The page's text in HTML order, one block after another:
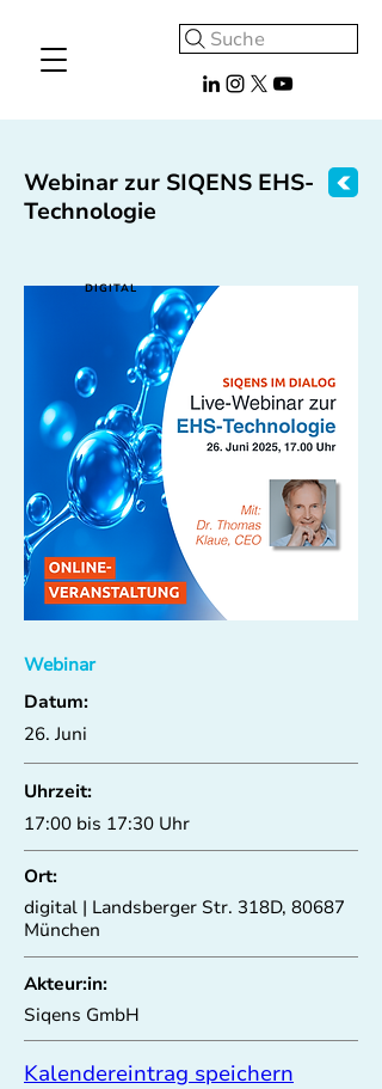
Suche
Webinar zur SIQENS EHS-
Technologie
DIGITAL
Webinar
Datum:
26. Juni
Uhrzeit:
17:00 bis 17:30 Uhr
Ort:
digital | Landsberger Str. 318D, 80687
München
Akteur:in:
Siqens GmbH
Kalendereintrag speichern